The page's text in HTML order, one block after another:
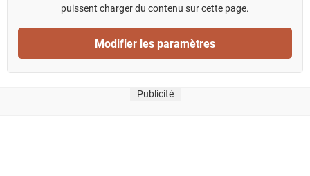
puissent charger du contenu sur cette page.
Modifier les paramètres
Publicité